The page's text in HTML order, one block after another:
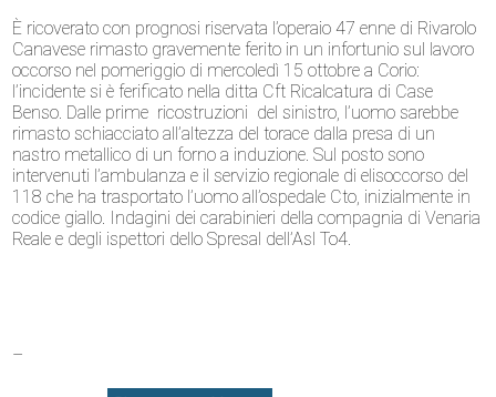
È ricoverato con prognosi riservata l’operaio 47 enne di Rivarolo
Canavese rimasto gravemente ferito in un infortunio sul lavoro
occorso nel pomeriggio di mercoledì 15 ottobre a Corio:
l’incidente si è ferificato nella ditta Cft Ricalcatura di Case
Benso. Dalle prime ricostruzioni del sinistro, l’uomo sarebbe
rimasto schiacciato all’altezza del torace dalla presa di un
nastro metallico di un forno a induzione. Sul posto sono
intervenuti l’ambulanza e il servizio regionale di elisoccorso del
118 che ha trasportato l’uomo all’ospedale Cto, inizialmente in
codice giallo. Indagini dei carabinieri della compagnia di Venaria
Reale e degli ispettori dello Spresal dell’Asl To4.
–